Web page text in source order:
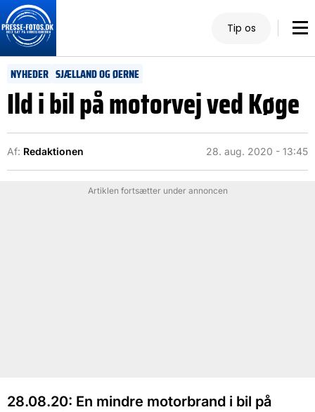
Tip os
NYHEDER SJÆLLAND OG ØERNE
Ild i bil på motorvej ved Køge
Af: Redaktionen 28. aug. 2020 - 13:45
Artiklen fortsætter under annoncen
28.08.20: En mindre motorbrand i bil på